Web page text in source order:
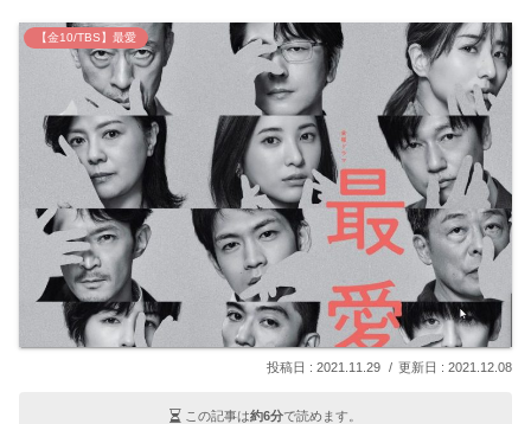
【金10/TBS】最愛
2021.11.29 2021.12.08
この記事は約6分で読めます。